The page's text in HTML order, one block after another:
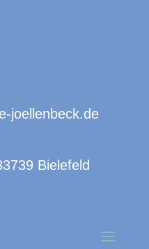
joellenbeck.de
Bielefeld